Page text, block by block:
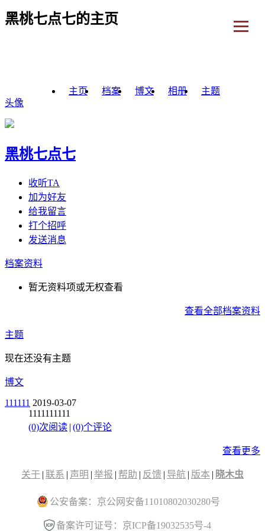
黑桃七点七的主页
主页 档案 博文 相册
主题
头像
黑桃七点七
收听TA
加为好友
给我留言
打个招呼
发送消息
档案资料
暂无资料项或无权查看
查看全部档案资料
主题
现在还没有主题
博文
111111 2019-03-07
1111111111
(0)次阅读 | (0)个评论
查看更多
关于 | 联系 | 声明 | 举报 | 帮助 | 反馈 | 导航 | 版本 | 晓木虫
公安备案：京公网安备11010802030280号
备案许可证号：京ICP备19032535号-4